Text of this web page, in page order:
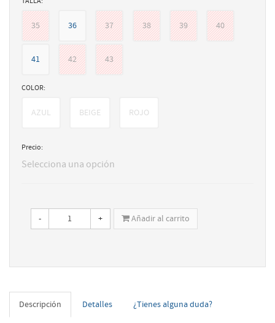
35 36 37 38 39 40
41 42 43
COLOR:
AZUL BEIGE ROJO
Precio:
Selecciona una opción
- + Añadir al carrito
Descripción Detalles ¿Tienes alguna duda?